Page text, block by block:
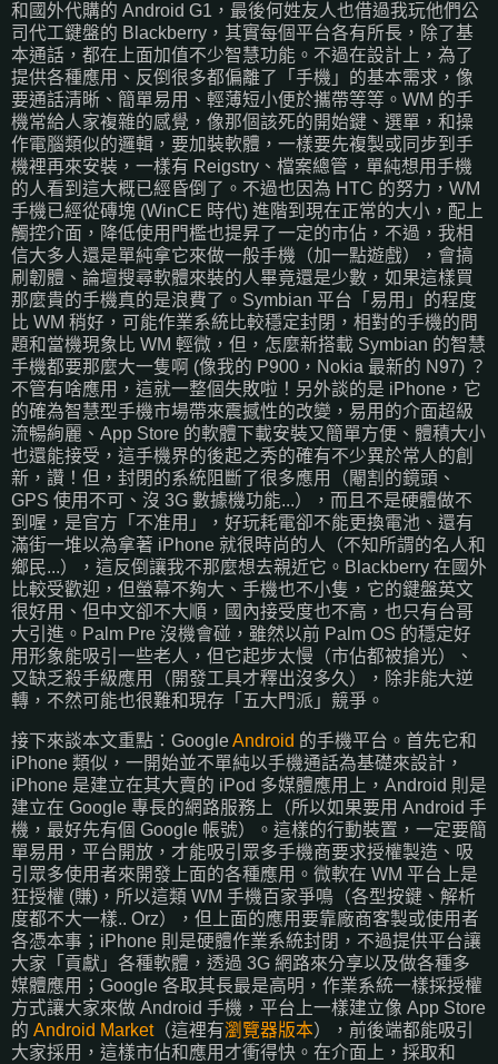
和國外代購的 Android G1，最後何姓友人也借過我玩他們公
司代工鍵盤的 Blackberry，其實每個平台各有所長，除了基
本通話，都在上面加值不少智慧功能。不過在設計上，為了
提供各種應用、反倒很多都偏離了「手機」的基本需求，像
要通話清晰、簡單易用、輕薄短小便於攜帶等等。WM 的手
機常給人家複雜的感覺，像那個該死的開始鍵、選單，和操
作電腦類似的邏輯，要加裝軟體，一樣要先複製或同步到手
機裡再來安裝，一樣有 Reigstry、檔案總管，單純想用手機
的人看到這大概已經昏倒了。不過也因為 HTC 的努力，WM
手機已經從磚塊 (WinCE 時代) 進階到現在正常的大小，配上
觸控介面，降低使用門檻也提昇了一定的市佔，不過，我相
信大多人還是單純拿它來做一般手機（加一點遊戲），會搞
刷韌體、論壇搜尋軟體來裝的人畢竟還是少數，如果這樣買
那麼貴的手機真的是浪費了。Symbian 平台「易用」的程度
比 WM 稍好，可能作業系統比較穩定封閉，相對的手機的問
題和當機現象比 WM 輕微，但，怎麼新搭載 Symbian 的智慧
手機都要那麼大一隻啊 (像我的 P900，Nokia 最新的 N97) ？
不管有啥應用，這就一整個失敗啦！另外談的是 iPhone，它
的確為智慧型手機市場帶來震撼性的改變，易用的介面超級
流暢絢麗、App Store 的軟體下載安裝又簡單方便、體積大小
也還能接受，這手機界的後起之秀的確有不少異於常人的創
新，讚！但，封閉的系統阻斷了很多應用（閹割的鏡頭、
GPS 使用不可、沒 3G 數據機功能...），而且不是硬體做不
到喔，是官方「不准用」，好玩耗電卻不能更換電池、還有
滿街一堆以為拿著 iPhone 就很時尚的人（不知所謂的名人和
鄉民...），這反倒讓我不那麼想去親近它。Blackberry 在國外
比較受歡迎，但螢幕不夠大、手機也不小隻，它的鍵盤英文
很好用、但中文卻不大順，國內接受度也不高，也只有台哥
大引進。Palm Pre 沒機會碰，雖然以前 Palm OS 的穩定好
用形象能吸引一些老人，但它起步太慢（市佔都被搶光）、
又缺乏殺手級應用（開發工具才釋出沒多久），除非能大逆
轉，不然可能也很難和現存「五大門派」競爭。
接下來談本文重點：GoogleAndroid 的手機平台。首先它和
iPhone 類似，一開始並不單純以手機通話為基礎來設計，
iPhone 是建立在其大賣的 iPod 多媒體應用上，Android 則是
建立在 Google 專長的網路服務上（所以如果要用 Android 手
機，最好先有個 Google 帳號）。這樣的行動裝置，一定要簡
單易用，平台開放，才能吸引眾多手機商要求授權製造、吸
引眾多使用者來開發上面的各種應用。微軟在 WM 平台上是
狂授權 (賺)，所以這類 WM 手機百家爭鳴（各型按鍵、解析
度都不大一樣.. Orz），但上面的應用要靠廠商客製或使用者
各憑本事；iPhone 則是硬體作業系統封閉，不過提供平台讓
大家「貢獻」各種軟體，透過 3G 網路來分享以及做各種多
媒體應用；Google 各取其長最是高明，作業系統一樣採授權
方式讓大家來做 Android 手機，平台上一樣建立像 App Store
的 Android Market（這裡有瀏覽器版本），前後端都能吸引
大家採用，這樣市佔和應用才衝得快。在介面上，採取和